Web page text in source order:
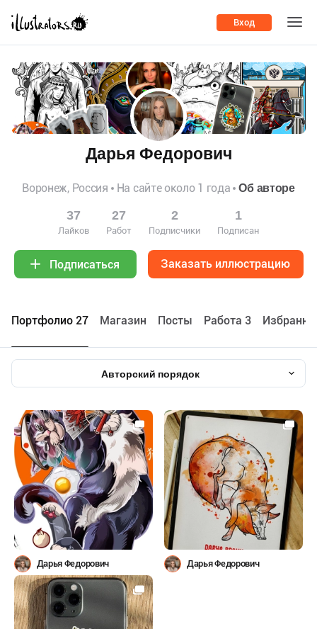
Вход
Дарья Федорович
Воронеж, Россия На сайте около 1 года Об авторе
37
Лайков
27
Работ
2
Подписчики
1
Подписан
Подписаться Заказать иллюстрацию
Портфолио 27 Maгазин Посты Работа 3
Авторский порядок
Дарья Федорович Дарья Федорович